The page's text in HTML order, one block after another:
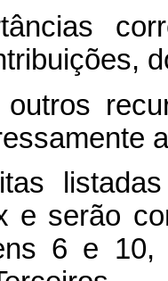
outros
e serão
6 e 10,